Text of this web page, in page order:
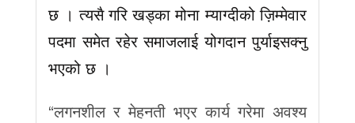
छ । त्यसै गरि खड्का मोना म्याग्दीको ज़िम्मेवार
पदमा समेत रहेर समाजलाई योगदान पुर्याइसक्नु
भएको छ ।
“लगनशील र मेहनती भएर कार्य गरेमा अवश्य